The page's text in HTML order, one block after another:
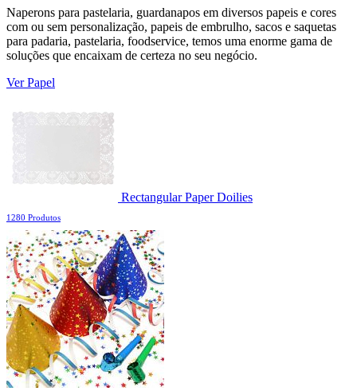
Naperons para pastelaria, guardanapos em diversos papeis e cores
com ou sem personalização, papeis de embrulho, sacos e saquetas
para padaria, pastelaria, foodservice, temos uma enorme gama de
soluções que encaixam de certeza no seu negócio.
Ver Papel
Rectangular Paper Doilies
1280 Produtos